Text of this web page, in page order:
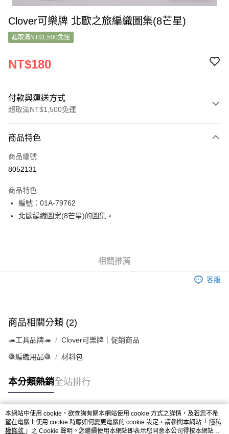
Clover可樂牌 北歐之旅編織圖集(8芒星)
超取滿NT$1,500免運
NT$180
付款與運送方式
超取滿NT$1,500免運
信用卡一次付款
超商取貨付款
Apple Pay
街口支付
成交易。
3.實際核准額度、可分期數及費用金額請依後續交易確認頁面所載為準。
4.訂單成立30分鐘內，如未前往確認交易或遇審核未通過，訂單將自動取
消。如遇「轉專審核」未通過狀況，表示未達大哥付你分期系統評分，恕無
法說明評估內容。
醒簡訊。
2.透過簡訊連結打開帳單後，可選擇「超商條碼／台灣大直營門市／銀行轉
帳／街口支付／iPASS MONEY」等通路繳費。
【注意事項】
1.本服務係由「台灣大哥大股份有限公司」（以下簡稱本公司）所提供，讓
AFTEE先享後付是「在收到商品之後才付款」的支付方式。 讓您購物簡單
１．簡單：不需註冊會員、不需綁卡、不需儲值。
３．安心：先確認商品／服務後，再付款。
【「AFTEE先享後付」結帳流程】
１．於結帳方式選擇「AFTEE先享後付」後，將跳轉至「AFTEE先享後付」
２．訂單成立數日內，您將收到繳費通知簡訊。
３．收到繳費通知簡訊後14天內，點擊此簡訊中的連結，可透過四大超商／
ATM／網路銀行／等多元方式進行付款，方視為交易完成。
※ 請注意：結帳手續完成當下不需立刻繳費，但若您需要取消訂單，請聯絡
ATM付款
運送方式
全家取貨付款
每筆NT$65，滿NT$1,500(含以上)免運費
7-11取貨付款
每筆NT$65，滿NT$1,500(含以上)免運費
宅配
商品特色
商品編號
8052131
商品特色
編號：01A-79762
北歐編織圖案(8芒星)的圖集。
相關推薦
客服
商品相關分類 (2)
🦔工具品牌🦔 Clover可樂牌｜促銷商品
🧶編織用品🧶 材料包
本分類熱銷全站排行
熱門標籤
本網站中使用 cookie，欲查詢有關本網站使用 cookie 方式之詳情，及若您不希
望在電腦上使用 cookie 時應如何變更電腦的 cookie 設定，請參閱本網站「 隱私
權條款 」之 Cookie 聲明。您繼續使用本網站即表示您同意本公司得按本網站使